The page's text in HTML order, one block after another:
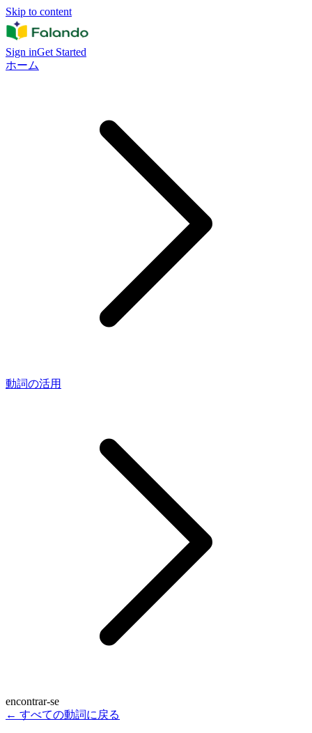
Skip to content
Sign inGet Started
ホーム
動詞の活用
encontrar-se
← すべての動詞に戻る